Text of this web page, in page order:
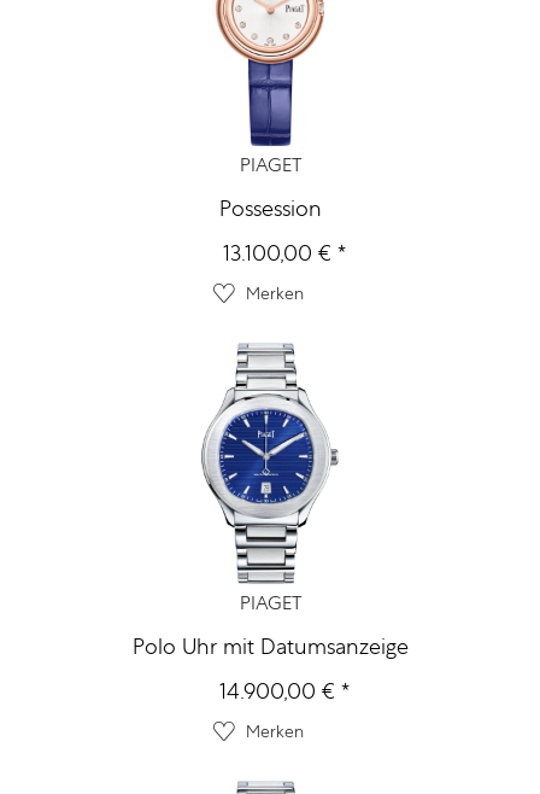
PIAGET
Possession
13.100,00 € *
Merken
PIAGET
Polo Uhr mit Datumsanzeige
14.900,00 € *
Merken